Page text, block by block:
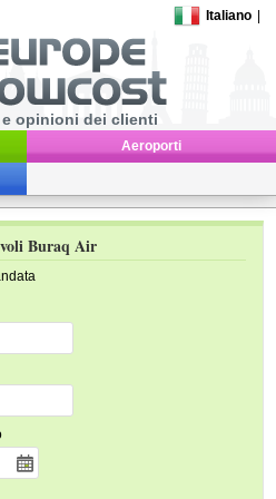
Italiano
opinioni dei clienti
Aeroporti
Buraq Air